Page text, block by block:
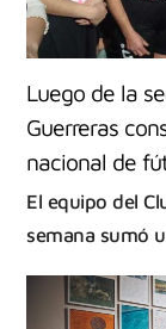
Luego de la
Guerreras
nacional de
El equipo del
semana sumó